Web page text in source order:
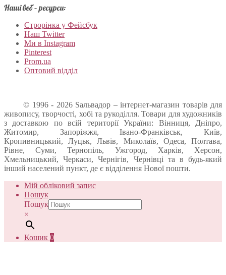
Наші веб – ресурси:
Строрінка у Фейсбук
Наш Twitter
Ми в Instagram
Pinterest
Prom.ua
Оптовий відділ
© 1996 - 2026 Sальвадор – інтернет-магазин товарів для
живопису, творчості, хобі та рукоділля. Товари для художників
з доставкою по всій території України: Вінниця, Дніпро,
Житомир, Запоріжжя, Івано-Франківськ, Київ,
Кропивницький, Луцьк, Львів, Миколаїв, Одеса, Полтава,
Рівне, Суми, Тернопіль, Ужгород, Харків, Херсон,
Хмельницький, Черкаси, Чернігів, Чернівці та в будь-який
інший населений пункт, де є відділення Нової пошти.
Мій обліковий запис
Пошук
Пошук
×
Кошик 0